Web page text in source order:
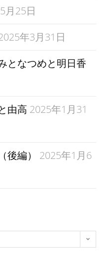
月25日
年3月31日
となつめと明日香
由高 2025年1月31
編）
2025年1月6